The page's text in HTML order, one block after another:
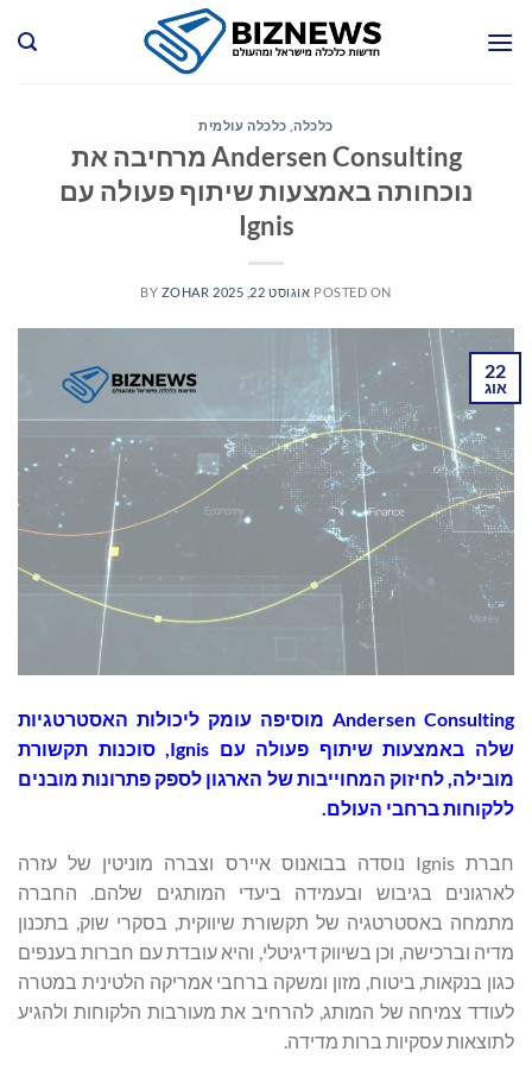
כלכלה, כלכלה עולמית
Andersen Consulting מרחיבה את
נוכחותה באמצעות שיתוף פעולה עם
Ignis
POSTED ON אוגוסט 22, 2025 BY ZOHAR
22
אוג
‏Andersen Consulting מוסיפה עומק ליכולות האסטרטגיות
שלה באמצעות שיתוף פעולה עם Ignis, סוכנות תקשורת
מובילה, לחיזוק המחוייבות של הארגון לספק פתרונות מובנים
ללקוחות ברחבי העולם.
חברת Ignis נוסדה בבואנוס איירס וצברה מוניטין של עזרה
לארגונים בגיבוש ובעמידה ביעדי המותגים שלהם. החברה
מתמחה באסטרטגיה של תקשורת שיווקית, בסקרי שוק, בתכנון
מדיה וברכישה, וכן בשיווק דיגיטלי, והיא עובדת עם חברות בענפים
כגון בנקאות, ביטוח, מזון ומשקה ברחבי אמריקה הלטינית במטרה
לעודד צמיחה של המותג, להרחיב את מעורבות הלקוחות ולהגיע
לתוצאות עסקיות ברות מדידה.